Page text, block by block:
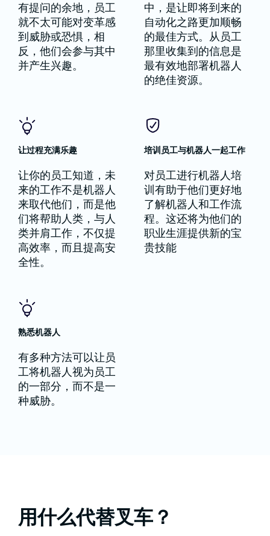
有提问的余地，员工
就不太可能对变革感
到威胁或恐惧，相
反，他们会参与其中
并产生兴趣。
中，是让即将到来的
自动化之路更加顺畅
的最佳方式。从员工
那里收集到的信息是
最有效地部署机器人
的绝佳资源。
让过程充满乐趣
让你的员工知道，未
来的工作不是机器人
来取代他们，而是他
们将帮助人类，与人
类并肩工作，不仅提
高效率，而且提高安
全性。
培训员工与机器人一起工作
对员工进行机器人培
训有助于他们更好地
了解机器人和工作流
程。这还将为他们的
职业生涯提供新的宝
贵技能
熟悉机器人
有多种方法可以让员
工将机器人视为员工
的一部分，而不是一
种威胁。
用什么代替叉车？